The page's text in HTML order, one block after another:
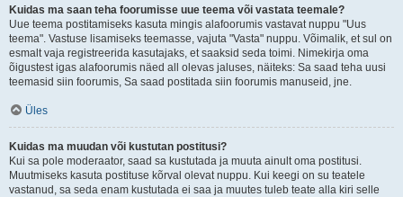
Kuidas ma saan teha foorumisse uue teema või vastata teemale?
Uue teema postitamiseks kasuta mingis alafoorumis vastavat nuppu "Uus
teema". Vastuse lisamiseks teemasse, vajuta "Vasta" nuppu. Võimalik, et sul on
esmalt vaja registreerida kasutajaks, et saaksid seda toimi. Nimekirja oma
õigustest igas alafoorumis näed all olevas jaluses, näiteks: Sa saad teha uusi
teemasid siin foorumis, Sa saad postitada siin foorumis manuseid, jne.
Üles
Kuidas ma muudan või kustutan postitusi?
Kui sa pole moderaator, saad sa kustutada ja muuta ainult oma postitusi.
Muutmiseks kasuta postituse kõrval olevat nuppu. Kui keegi on su teatele
vastanud, sa seda enam kustutada ei saa ja muutes tuleb teate alla kiri selle